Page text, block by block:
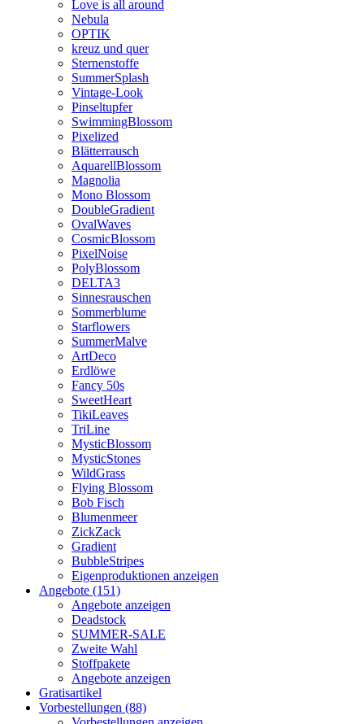
Love is all around
Nebula
OPTIK
kreuz und quer
Sternenstoffe
SummerSplash
Vintage-Look
Pinseltupfer
SwimmingBlossom
Pixelized
Blätterrausch
AquarellBlossom
Magnolia
Mono Blossom
DoubleGradient
OvalWaves
CosmicBlossom
PixelNoise
PolyBlossom
DELTA3
Sinnesrauschen
Sommerblume
Starflowers
SummerMalve
ArtDeco
Erdlöwe
Fancy 50s
SweetHeart
TikiLeaves
TriLine
MysticBlossom
MysticStones
WildGrass
Flying Blossom
Bob Fisch
Blumenmeer
ZickZack
Gradient
BubbleStripes
Eigenproduktionen anzeigen
Angebote (151)
Angebote anzeigen
Deadstock
SUMMER-SALE
Zweite Wahl
Stoffpakete
Angebote anzeigen
Gratisartikel
Vorbestellungen (88)